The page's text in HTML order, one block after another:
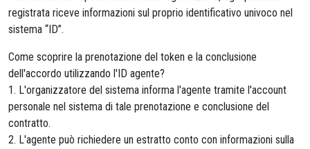
registrata riceve informazioni sul proprio identificativo univoco nel
sistema “ID”.
Come scoprire la prenotazione del token e la conclusione
dell'accordo utilizzando l'ID agente?
1. L'organizzatore del sistema informa l'agente tramite l'account
personale nel sistema di tale prenotazione e conclusione del
contratto.
2. L'agente può richiedere un estratto conto con informazioni sulla